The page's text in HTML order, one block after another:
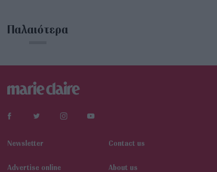
Παλαιότερα
Newsletter Contact us
Αdvertise online About us